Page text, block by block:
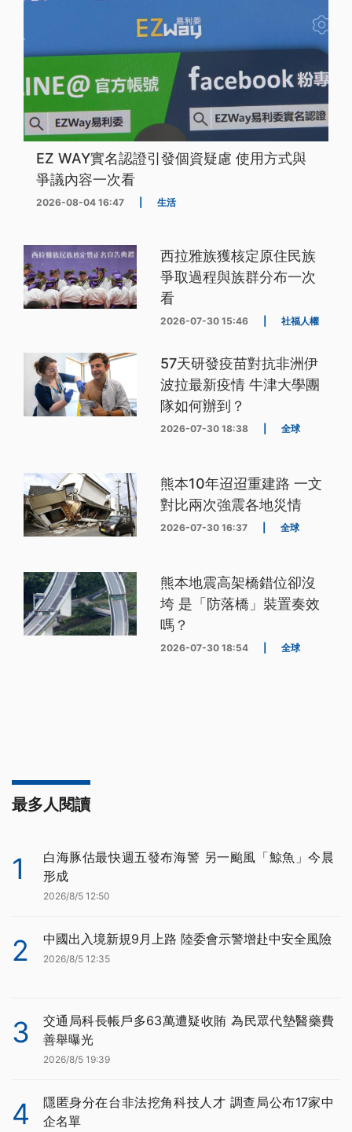
EZ WAY實名認證引發個資疑慮 使用方式與
爭議內容一次看
2026-08-04 16:47 生活
西拉雅族獲核定原住民族
爭取過程與族群分布一次
看
2026-07-30 15:46 社福人權
57天研發疫苗對抗非洲伊
波拉最新疫情 牛津大學團
隊如何辦到？
2026-07-30 18:38 全球
熊本10年迢迢重建路 一文
對比兩次強震各地災情
2026-07-30 16:37 全球
熊本地震高架橋錯位卻沒
垮 是「防落橋」裝置奏效
嗎？
2026-07-30 18:54 全球
最多人閱讀
1
白海豚估最快週五發布海警 另一颱風「鯨魚」今晨
形成
2026/8/5 12:50
2 中國出入境新規9月上路 陸委會示警增赴中安全風險
2026/8/5 12:35
3
交通局科長帳戶多63萬遭疑收賄 為民眾代墊醫藥費
善舉曝光
2026/8/5 19:39
4
隱匿身分在台非法挖角科技人才 調查局公布17家中
企名單